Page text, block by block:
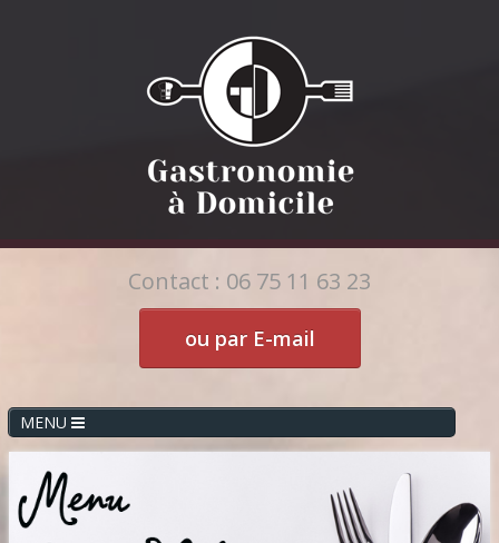
Contact : 06 75 11 63 23
ou par E-mail
MENU
Accueil
Actualités